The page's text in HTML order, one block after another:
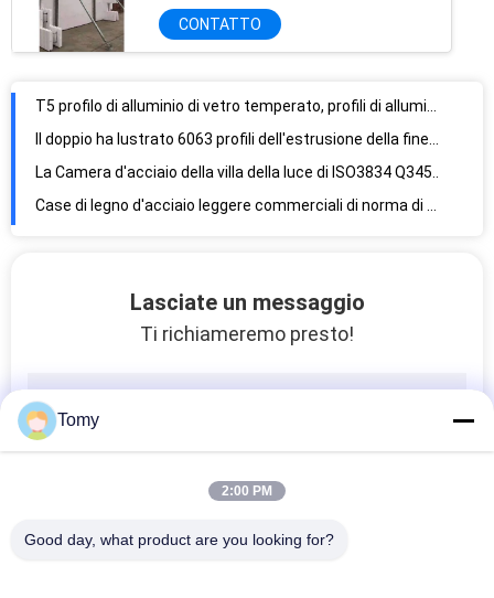
per costruzioni esterne
CONTATTO
Profilo di alluminio della rottura termica di T4 T6, profilo vuoto di alluminio T5
Lasciate un messaggio
Ti richiameremo presto!
Tomy
2:00 PM
Good day, what product are you looking for?